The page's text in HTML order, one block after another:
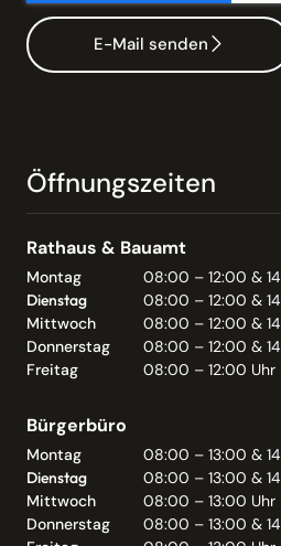
E-Mail senden
Öffnungszeiten
Rathaus & Bauamt
Montag
08:00 – 12:00 &
Dienstag
08:00 – 12:00 &
Mittwoch
08:00 – 12:00 &
Donnerstag
08:00 – 12:00 &
Freitag
08:00 – 12:00 Uhr
Bürgerbüro
Montag
08:00 – 13:00 &
Dienstag
08:00 – 13:00 &
Mittwoch
08:00 – 13:00 Uhr
Donnerstag
08:00 – 13:00 &